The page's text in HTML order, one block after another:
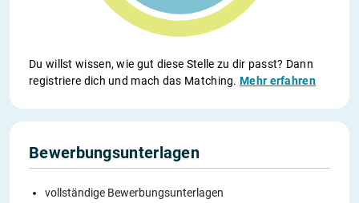
Du willst wissen, wie gut diese Stelle zu dir passt? Dann
registriere dich und mach das Matching.Mehr erfahren
Bewerbungsunterlagen
vollständige Bewerbungsunterlagen